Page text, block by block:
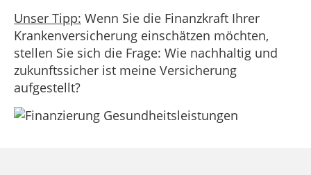
Unser Tipp: Wenn Sie die Finanzkraft Ihrer
Krankenversicherung einschätzen möchten,
stellen Sie sich die Frage: Wie nachhaltig und
zukunftssicher ist meine Versicherung
aufgestellt?